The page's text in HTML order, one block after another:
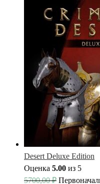
Desert Deluxe Edition
Оценка 5.00 из 5
5700,00₽